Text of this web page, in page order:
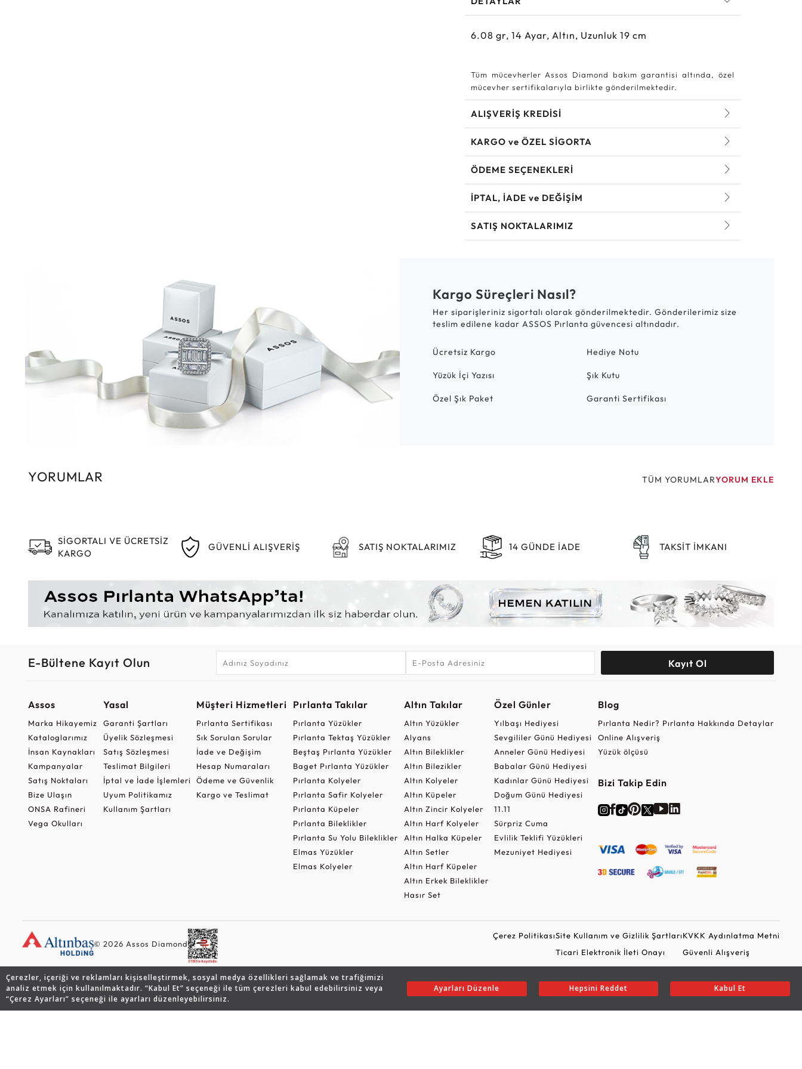
Çerezler, içeriği ve reklamları kişiselleştirmek, sosyal medya özellikleri sağlamak ve trafiğimizi
analiz etmek için kullanılmaktadır. “Kabul Et” seçeneği ile tüm çerezleri kabul edebilirsiniz veya
“Çerez Ayarları” seçeneği ile ayarları düzenleyebilirsiniz.
Ayarları Düzenle Hepsini Reddet Kabul Et
6.08gr,14Ayar, Altın, Uzunluk 19 cm
Tüm mücevherler Assos Diamond bakım garantisi altında, özel
mücevher sertifikalarıyla birlikte gönderilmektedir.
ALIŞVERİŞ KREDİSİ
KARGO ve ÖZEL SİGORTA
ÖDEME SEÇENEKLERİ
İPTAL, İADE ve DEĞİŞİM
SATIŞ NOKTALARIMIZ
Kargo Süreçleri Nasıl?
Her siparişleriniz sigortalı olarak gönderilmektedir. Gönderilerimiz size
teslim edilene kadar ASSOS Pırlanta güvencesi altındadır.
Ücretsiz Kargo Hediye Notu
Yüzük İçi Yazısı Şık Kutu
Özel Şık Paket Garanti Sertifikası
YORUMLAR TÜM YORUMLARYORUM EKLE
SİGORTALI VE ÜCRETSİZ
KARGO
GÜVENLİ ALIŞVERİŞ SATIŞ NOKTALARIMIZ 14 GÜNDE İADE TAKSİT İMKANI
E-Bültene Kayıt Olun Kayıt Ol
Assos
Marka Hikayemiz
Kataloglarımız
İnsan Kaynakları
Kampanyalar
Satış Noktaları
Bize Ulaşın
ONSA Rafineri
Vega Okulları
Yasal
Garanti Şartları
Üyelik Sözleşmesi
Satış Sözleşmesi
Teslimat Bilgileri
İptal ve İade İşlemleri
Uyum Politikamız
Kullanım Şartları
Müşteri Hizmetleri
Pırlanta Sertifikası
Sık Sorulan Sorular
İade ve Değişim
Hesap Numaraları
Ödeme ve Güvenlik
Kargo ve Teslimat
Pırlanta Takılar
Pırlanta Yüzükler
Pırlanta Tektaş Yüzükler
Beştaş Pırlanta Yüzükler
Baget Pırlanta Yüzükler
Pırlanta Kolyeler
Pırlanta Safir Kolyeler
Pırlanta Küpeler
Pırlanta Bileklikler
Pırlanta Su Yolu Bileklikler
Elmas Yüzükler
Elmas Kolyeler
Altın Takılar
Altın Yüzükler
Alyans
Altın Bileklikler
Altın Bilezikler
Altın Kolyeler
Altın Küpeler
Altın Zincir Kolyeler
Altın Harf Kolyeler
Altın Halka Küpeler
Altın Setler
Altın Harf Küpeler
Altın Erkek Bileklikler
Hasır Set
Özel Günler
Yılbaşı Hediyesi
Sevgililer Günü Hediyesi
Anneler Günü Hediyesi
Babalar Günü Hediyesi
Kadınlar Günü Hediyesi
Doğum Günü Hediyesi
11.11
Sürpriz Cuma
Evlilik Teklifi Yüzükleri
Mezuniyet Hediyesi
Blog
Pırlanta Nedir? Pırlanta Hakkında Detaylar
Online Alışveriş
Yüzük ölçüsü
Bizi Takip Edin
© 2026 Assos Diamond
Çerez PolitikasıSite Kullanım ve Gizlilik Şartları
Ticari Elektronik İleti Onayı
KVKK Aydınlatma Metni
Güvenli Alışveriş
Copyright © 2026 Assos Pırlanta - Bu sitenin tüm hakları saklıdır.